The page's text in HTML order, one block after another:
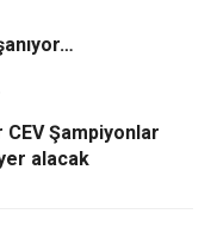
Şampiyonlar
alacak